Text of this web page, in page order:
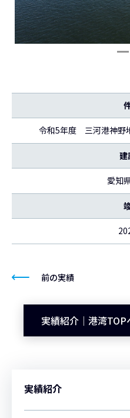
パートナーシップ構築宣言
マルチステークホルダー方針
令和5年度 三河港神野
建
愛知
前の実績
実績紹介｜港湾TOP
実績紹介